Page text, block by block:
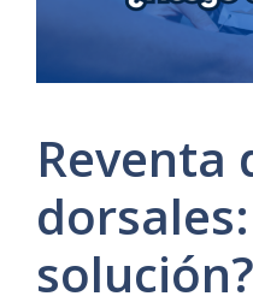
Reventa
solución?